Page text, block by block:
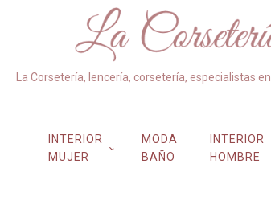
La Corsetería, lencería, corsetería, especialistas
INTERIOR
MUJER
MODA
BAÑO
INTERIOR
HOMBRE